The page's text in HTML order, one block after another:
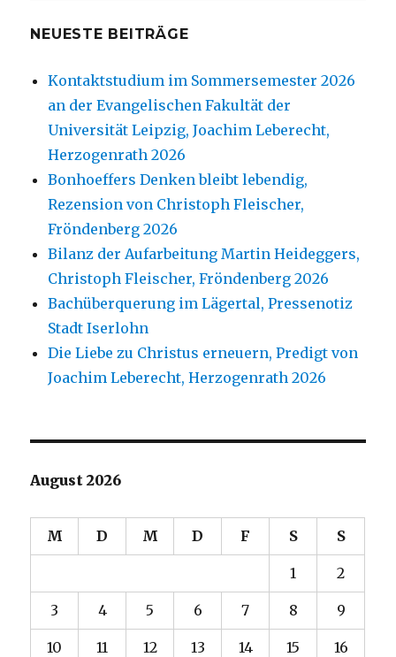
NEUESTE BEITRÄGE
Kontaktstudium im Sommersemester 2026
an der Evangelischen Fakultät der
Universität Leipzig, Joachim Leberecht,
Herzogenrath 2026
Bonhoeffers Denken bleibt lebendig,
Rezension von Christoph Fleischer,
Fröndenberg 2026
Bilanz der Aufarbeitung Martin Heideggers,
Christoph Fleischer, Fröndenberg 2026
Bachüberquerung im Lägertal, Pressenotiz
Stadt Iserlohn
Die Liebe zu Christus erneuern, Predigt von
Joachim Leberecht, Herzogenrath 2026
August 2026
M D M D F S S
1 2
3 4 5 6 7 8 9
10 11 12 13 14 15 16